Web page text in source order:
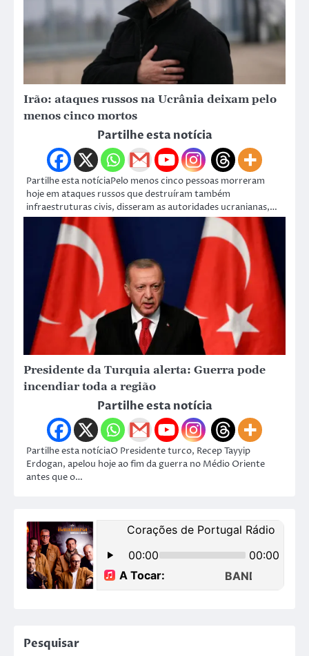
Irão: ataques russos na Ucrânia deixam pelo
menos cinco mortos
Partilhe esta notícia
Partilhe esta notíciaPelo menos cinco pessoas morreram
hoje em ataques russos que destruíram também
infraestruturas civis, disseram as autoridades ucranianas,…
Presidente da Turquia alerta: Guerra pode
incendiar toda a região
Partilhe esta notícia
Partilhe esta notíciaO Presidente turco, Recep Tayyip
Erdogan, apelou hoje ao fim da guerra no Médio Oriente
antes que o…
Pesquisar